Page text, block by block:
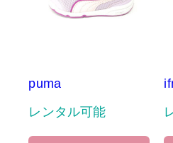
puma
レンタル可能